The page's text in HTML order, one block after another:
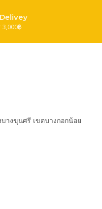
3,000฿
างขุนศรี เขตบางกอกน้อย